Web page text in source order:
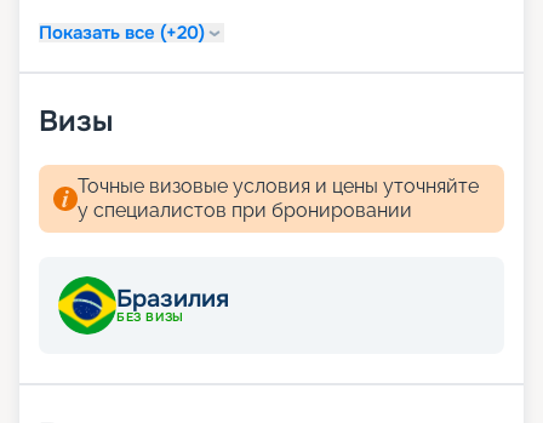
Показать все (+20)
Визы
Точные визовые условия и цены уточняйте
у специалистов при бронировании
Бразилия
БЕЗ ВИЗЫ